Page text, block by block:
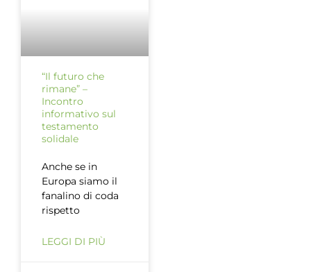
“Il futuro che
rimane” –
Incontro
informativo sul
testamento
solidale
Anche se in
Europa siamo il
fanalino di coda
rispetto
LEGGI DI PIÙ